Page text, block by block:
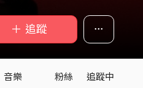
＋ 追蹤
音樂 粉絲 追蹤中